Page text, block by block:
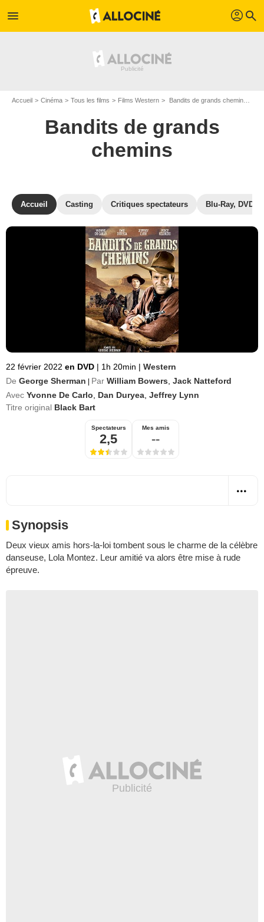
menu profil search
Accueil Cinéma Tous les films Films Western Bandits de grands chemins de George Sherman
Bandits de grands
chemins
Accueil Casting Critiques spectateurs Blu-Ray, DVD
22 février 2022 en DVD | 1h 20min | Western
De George Sherman Par William Bowers Jack Natteford
Avec Yvonne De Carlo Dan Duryea Jeffrey Lynn
Titre original Black Bart
Spectateurs
2,5
Mes amis
--
Synopsis
Deux vieux amis hors-la-loi tombent sous le charme de la célèbre
danseuse, Lola Montez. Leur amitié va alors être mise à rude
épreuve.